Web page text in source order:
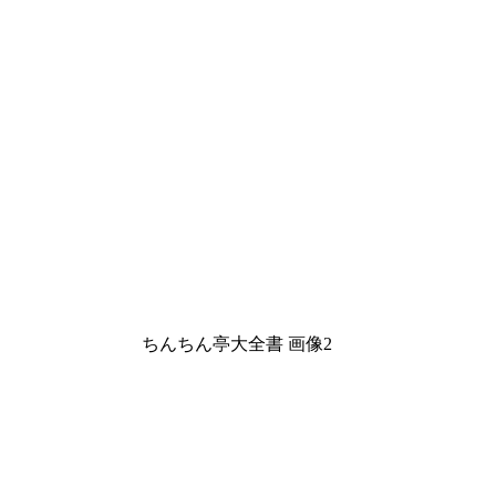
ちんちん亭大全書 画像2